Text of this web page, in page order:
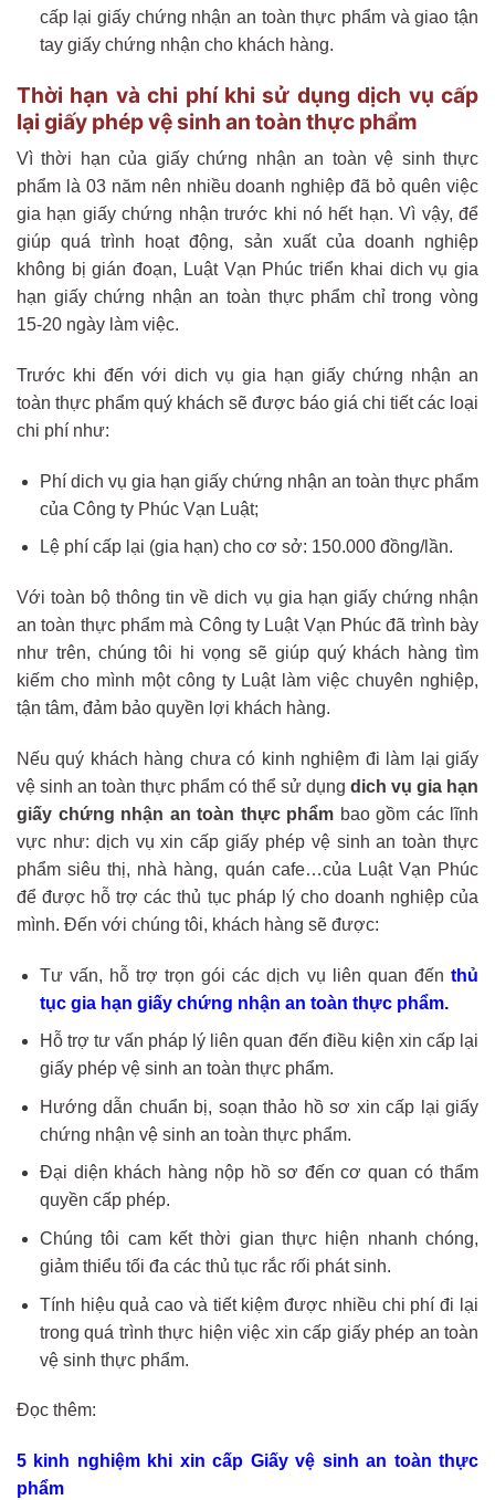
cấp lại giấy chứng nhận an toàn thực phẩm và giao tận
tay giấy chứng nhận cho khách hàng.
Thời hạn và chi phí khi sử dụng dịch vụ cấp
lại giấy phép vệ sinh an toàn thực phẩm
Vì thời hạn của giấy chứng nhận an toàn vệ sinh thực
phẩm là 03 năm nên nhiều doanh nghiệp đã bỏ quên việc
gia hạn giấy chứng nhận trước khi nó hết hạn. Vì vậy, để
giúp quá trình hoạt động, sản xuất của doanh nghiệp
không bị gián đoạn, Luật Vạn Phúc triển khai dich vụ gia
hạn giấy chứng nhận an toàn thực phẩm chỉ trong vòng
15-20 ngày làm việc.
Trước khi đến với dich vụ gia hạn giấy chứng nhận an
toàn thực phẩm quý khách sẽ được báo giá chi tiết các loại
chi phí như:
Phí dich vụ gia hạn giấy chứng nhận an toàn thực phẩm
của Công ty Phúc Vạn Luật;
Lệ phí cấp lại (gia hạn) cho cơ sở: 150.000 đồng/lần.
Với toàn bộ thông tin về dich vụ gia hạn giấy chứng nhận
an toàn thực phẩm mà Công ty Luật Vạn Phúc đã trình bày
như trên, chúng tôi hi vọng sẽ giúp quý khách hàng tìm
kiếm cho mình một công ty Luật làm việc chuyên nghiệp,
tận tâm, đảm bảo quyền lợi khách hàng.
Nếu quý khách hàng chưa có kinh nghiệm đi làm lại giấy
vệ sinh an toàn thực phẩm có thể sử dụng dich vụ gia hạn
giấy chứng nhận an toàn thực phẩm bao gồm các lĩnh
vực như: dịch vụ xin cấp giấy phép vệ sinh an toàn thực
phẩm siêu thị, nhà hàng, quán cafe…của Luật Vạn Phúc
để được hỗ trợ các thủ tục pháp lý cho doanh nghiệp của
mình. Đến với chúng tôi, khách hàng sẽ được:
Tư vấn, hỗ trợ trọn gói các dịch vụ liên quan đến thủ
tục gia hạn giấy chứng nhận an toàn thực phẩm.
Hỗ trợ tư vấn pháp lý liên quan đến điều kiện xin cấp lại
giấy phép vệ sinh an toàn thực phẩm.
Hướng dẫn chuẩn bị, soạn thảo hồ sơ xin cấp lại giấy
chứng nhận vệ sinh an toàn thực phẩm.
Đại diện khách hàng nộp hồ sơ đến cơ quan có thẩm
quyền cấp phép.
Chúng tôi cam kết thời gian thực hiện nhanh chóng,
giảm thiểu tối đa các thủ tục rắc rối phát sinh.
Tính hiệu quả cao và tiết kiệm được nhiều chi phí đi lại
trong quá trình thực hiện việc xin cấp giấy phép an toàn
vệ sinh thực phẩm.
Đọc thêm:
5 kinh nghiệm khi xin cấp Giấy vệ sinh an toàn thực
phẩm